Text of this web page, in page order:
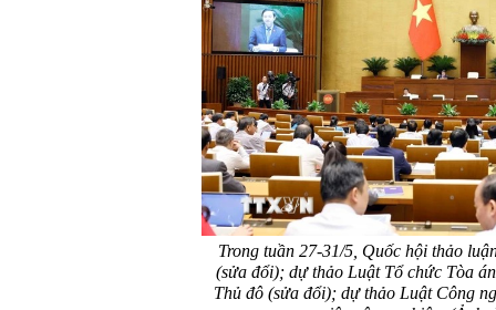
Trong tuần 27-31/5, Quốc hội thảo
(sửa đổi); dự thảo Luật Tổ chức Tòa
Thủ đô (sửa đổi); dự thảo Luật Công